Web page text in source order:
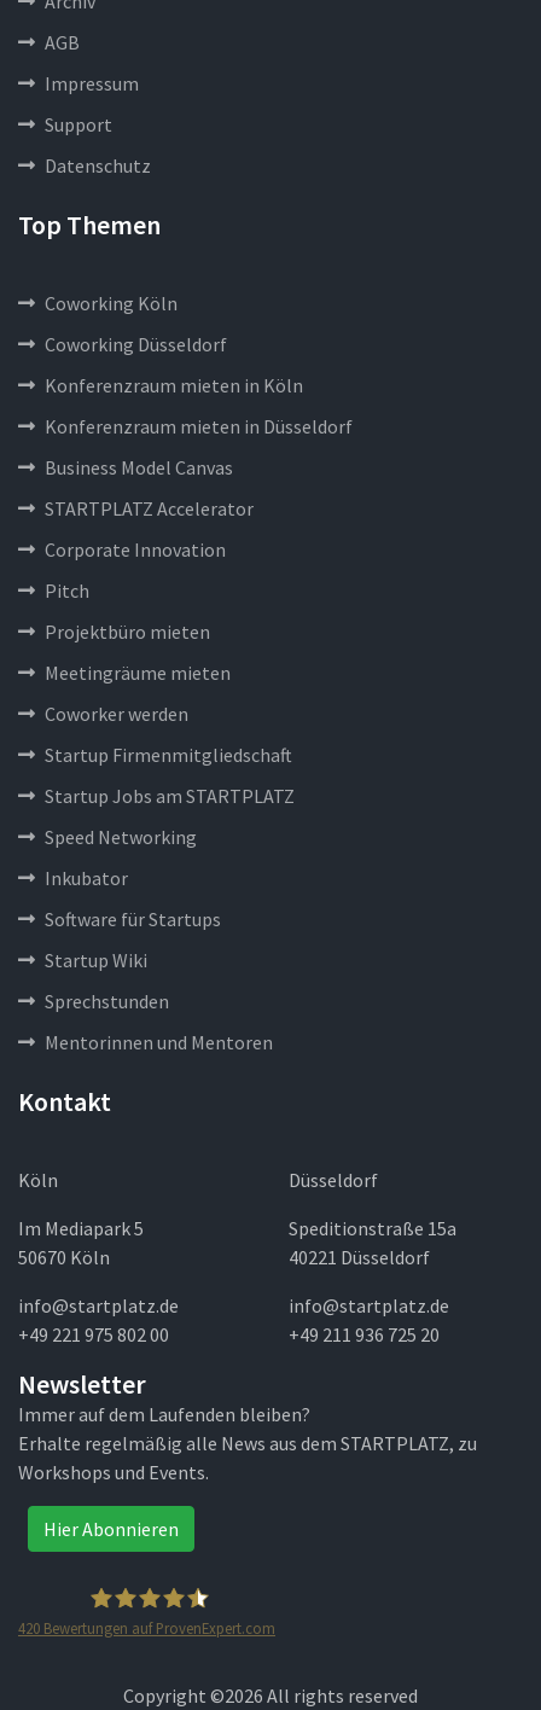
AGB
Impressum
Support
Datenschutz
Top Themen
Coworking Köln
Coworking Düsseldorf
Konferenzraum mieten in Köln
Konferenzraum mieten in Düsseldorf
Business Model Canvas
STARTPLATZ Accelerator
Corporate Innovation
Pitch
Projektbüro mieten
Meetingräume mieten
Coworker werden
Startup Firmenmitgliedschaft
Startup Jobs am STARTPLATZ
Speed Networking
Inkubator
Software für Startups
Startup Wiki
Sprechstunden
Mentorinnen und Mentoren
Kontakt
Köln
Im Mediapark 5
50670 Köln
info@startplatz.de
+49 221 975 802 00
Düsseldorf
Speditionstraße 15a
40221 Düsseldorf
info@startplatz.de
+49 211 936 725 20
Newsletter
Immer auf dem Laufenden bleiben?
Erhalte regelmäßig alle News aus dem STARTPLATZ, zu
Workshops und Events.
Hier Abonnieren
420 Bewertungen auf ProvenExpert.com
Copyright ©2026 All rights reserved